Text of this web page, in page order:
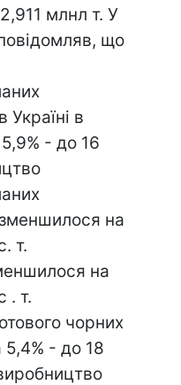
млнл т. У
що
в
- до 16
на
т.
на
. т.
чорних
- до 18